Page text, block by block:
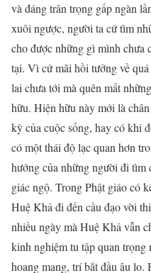
và đáng trân trọng gấp ngàn
xuôi ngược, người ta cứ tìm
cho được những gì mình chưa
tại. Vì cứ mãi hồi tưởng về
lai chưa tới mà quên mất
hữu. Hiện hữu này mới là
kỳ của cuộc sống, hay có khi
có một thái độ lạc quan hơn
hướng của những người đi
giác ngộ. Trong Phật giáo có
Huệ Khả đi đến cầu đạo vời
nhiều ngày mà Huệ Khả vẫn
kinh nghiệm tu tập quan
hoang mang, trí bắt đầu âu